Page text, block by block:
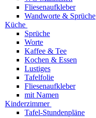
Fliesenaufkleber
Wandworte & Sprüche
Küche
Sprüche
Worte
Kaffee & Tee
Kochen & Essen
Lustiges
Tafelfolie
Fliesenaufkleber
mit Namen
Kinderzimmer
Tafel-Stundenpläne